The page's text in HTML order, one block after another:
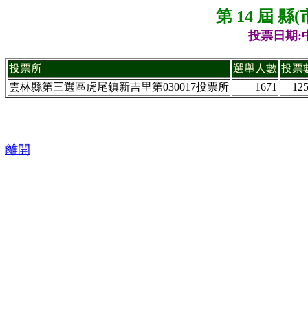
第 14 屆 縣(
投票日期:
投票所 選舉人數 投票
雲林縣第三選區虎尾鎮新吉里第030017投票所
1671
離開